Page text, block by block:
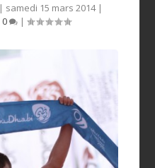
| samedi 15 mars 2014|
0 |